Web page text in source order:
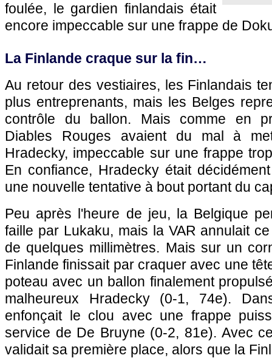
foulée, le gardien finlandais était
encore impeccable sur une frappe de
La Finlande craque sur la fin…
Au retour des vestiaires, les Finlandais
plus entreprenants, mais les Belges
contrôle du ballon. Mais comme en
Diables Rouges avaient du mal à
Hradecky, impeccable sur une frappe
En confiance, Hradecky était
une nouvelle tentative à bout portant du
Peu après l'heure de jeu, la Belgique
faille par Lukaku, mais la VAR annulait
de quelques millimètres. Mais sur un
Finlande finissait par craquer avec une
poteau avec un ballon finalement
malheureux Hradecky (0-1, 74e).
enfonçait le clou avec une frappe
service de De Bruyne (0-2, 81e). Avec
validait sa première place, alors que la